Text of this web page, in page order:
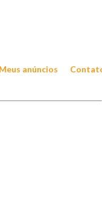
Meus anúncios